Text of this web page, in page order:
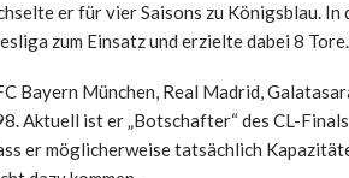
er für vier Saisons zu Königsblau. In
zum Einsatz und erzielte dabei 8 Tore.
Bayern München, Real Madrid,
Aktuell ist er „Botschafter“ des CL-
er möglicherweise tatsächlich